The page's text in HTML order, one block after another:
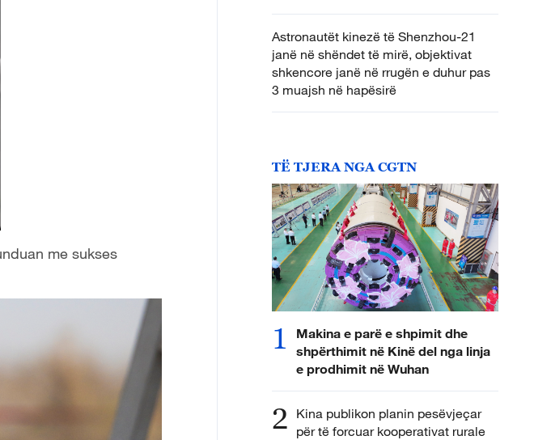
me sukses
Astronautët kinezë të Shenzhou-21
janë në shëndet të mirë, objektivat
shkencore janë në rrugën e duhur pas
3 muajsh në hapësirë
TË TJERA NGA CGTN
1
Makina e parë e shpimit dhe
shpërthimit në Kinë del nga linja
e prodhimit në Wuhan
2 Kina publikon planin pesëvjeçar
për të forcuar kooperativat rurale